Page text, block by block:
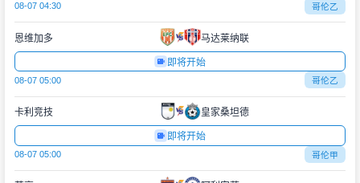
08-07 04:30 哥伦乙
恩维加多 马达莱纳联
即将开始
08-07 05:00 哥伦乙
卡利竞技 皇家桑坦德
即将开始
08-07 05:00 哥伦甲